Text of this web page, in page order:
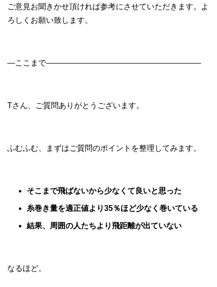
ご意見お聞きかせ頂ければ参考にさせていただきます。よ
ろしくお願い致します。
―ここまで――――――――――――――――――――
Tさん、ご質問ありがとうございます。
ふむふむ、まずはご質問のポイントを整理してみます。
そこまで飛ばないから少なくて良いと思った
糸巻き量を適正値より35％ほど少なく巻いている
結果、周囲の人たちより飛距離が出ていない
なるほど。